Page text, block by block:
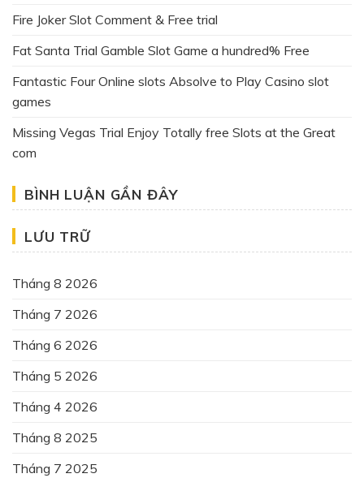
Fire Joker Slot Comment & Free trial
Fat Santa Trial Gamble Slot Game a hundred% Free
Fantastic Four Online slots Absolve to Play Casino slot
games
Missing Vegas Trial Enjoy Totally free Slots at the Great
com
BÌNH LUẬN GẦN ĐÂY
LƯU TRỮ
Tháng 8 2026
Tháng 7 2026
Tháng 6 2026
Tháng 5 2026
Tháng 4 2026
Tháng 8 2025
Tháng 7 2025